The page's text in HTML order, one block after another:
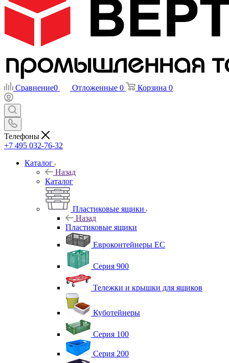
Сравнение0 Отложенные 0 Корзина 0
Телефоны
+7 495 032-76-32
Каталог
Назад
Каталог
Пластиковые ящики
Назад
Пластиковые ящики
Евроконтейнеры ЕС
Серия 900
Тележки и крышки для ящиков
Куботейнеры
Серия 100
Серия 200